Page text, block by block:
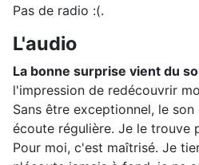
Pas de radio :(.
L'audio
La bonne surprise vient du
l'impression de redécouvrir
Sans être exceptionnel, le
écoute régulière. Je le trouve
Pour moi, c'est maîtrisé. Je